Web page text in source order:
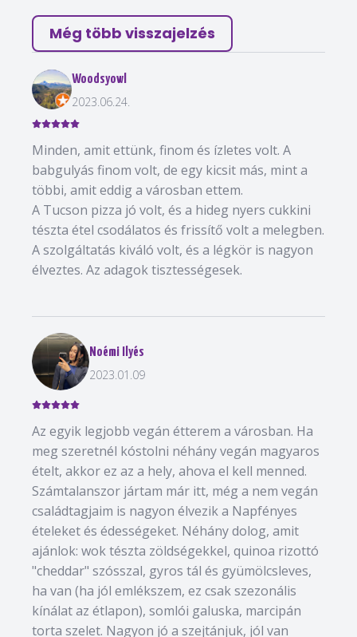
Még több visszajelzés
Woodsyowl
2023.06.24.
Minden, amit ettünk, finom és ízletes volt. A
babgulyás finom volt, de egy kicsit más, mint a
többi, amit eddig a városban ettem.
A Tucson pizza jó volt, és a hideg nyers cukkini
tészta étel csodálatos és frissítő volt a melegben.
A szolgáltatás kiváló volt, és a légkör is nagyon
élveztes. Az adagok tisztességesek.
Noémi Ilyés
2023.01.09
Az egyik legjobb vegán étterem a városban. Ha
meg szeretnél kóstolni néhány vegán magyaros
ételt, akkor ez az a hely, ahova el kell menned.
Számtalanszor jártam már itt, még a nem vegán
családtagjaim is nagyon élvezik a Napfényes
ételeket és édességeket. Néhány dolog, amit
ajánlok: wok tészta zöldségekkel, quinoa rizottó
"cheddar" szósszal, gyros tál és gyümölcsleves,
ha van (ha jól emlékszem, ez csak szezonális
kínálat az étlapon), somlói galuska, marcipán
torta szelet. Nagyon jó a szejtánjuk, jól van